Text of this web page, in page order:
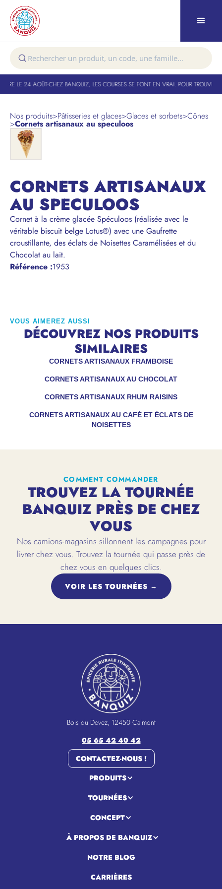
LE 24 AOÛT-CHEZ BANQUIZ, LES COURSES SE FONT EN VRAI. POUR TROUVER
Nos produits>Pâtisseries et glaces>Glaces et sorbets>Cônes
>Cornets artisanaux au speculoos
CORNETS ARTISANAUX
AU SPECULOOS
Cornet à la crème glacée Spéculoos (réalisée avec le
véritable biscuit belge Lotus®) avec une Gaufrette
croustillante, des éclats de Noisettes Caramélisées et du
Chocolat au lait.
Référence :1953
VOUS AIMEREZ AUSSI
DÉCOUVREZ NOS PRODUITS
SIMILAIRES
CORNETS ARTISANAUX FRAMBOISE
CORNETS ARTISANAUX AU CHOCOLAT
CORNETS ARTISANAUX RHUM RAISINS
CORNETS ARTISANAUX AU CAFÉ ET ÉCLATS DE
NOISETTES
COMMENT COMMANDER
TROUVEZ LA TOURNÉE
BANQUIZ PRÈS DE CHEZ
VOUS
Nos camions-magasins sillonnent les campagnes pour
livrer chez vous. Trouvez la tournée qui passe près de
chez vous en quelques clics.
VOIR LES TOURNÉES →
Bois du Devez, 12450 Calmont
05 65 42 40 42
CONTACTEZ-NOUS !
PRODUITS
TOURNÉES
CONCEPT
À PROPOS DE BANQUIZ
NOTRE BLOG
CARRIÈRES